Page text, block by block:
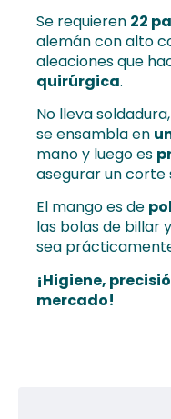
Se requieren 22
alemán con alto
aleaciones que
quirúrgica.
No lleva
se ensambla en
mano y luego es
asegurar un corte
El mango es de
las bolas de billar
sea
¡Higiene,
mercado!